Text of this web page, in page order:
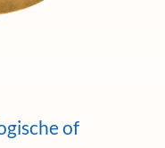
of